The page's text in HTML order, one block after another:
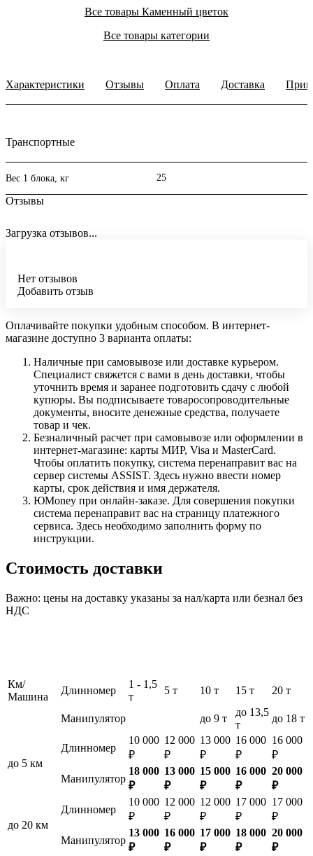
Все товары Каменный цветок
Все товары категории
Характеристики Отзывы Оплата Доставка
Транспортные
Вес 1 блока, кг 25
Отзывы
Загрузка отзывов...
Нет отзывов
Добавить отзыв
Оплачивайте покупки удобным способом. В интернет-
магазине доступно 3 варианта оплаты:
Наличные при самовывозе или доставке курьером.
Специалист свяжется с вами в день доставки, чтобы
уточнить время и заранее подготовить сдачу с любой
купюры. Вы подписываете товаросопроводительные
документы, вносите денежные средства, получаете
товар и чек.
Безналичный расчет при самовывозе или оформлении в
интернет-магазине: карты МИР, Visa и MasterCard.
Чтобы оплатить покупку, система перенаправит вас на
сервер системы ASSIST. Здесь нужно ввести номер
карты, срок действия и имя держателя.
ЮMoney при онлайн-заказе. Для совершения покупки
система перенаправит вас на страницу платежного
сервиса. Здесь необходимо заполнить форму по
инструкции.
Стоимость доставки
Важно: цены на доставку указаны за нал/карта или безнал без
НДС
Км/
Машина
Длинномер
1 - 1,5
т
5 т 10 т 15 т 20 т
Манипулятор до 9 т
до 13,5
т
до 18 т
до 5 км
Длинномер
10 000
₽
12 000
₽
13 000
₽
16 000
₽
16 000
₽
Манипулятор
18 000
₽
13 000
₽
15 000
₽
16 000
₽
20 000
₽
до 20 км
Длинномер
10 000
₽
12 000
₽
12 000
₽
17 000
₽
17 000
₽
Манипулятор
13 000
₽
16 000
₽
17 000
₽
18 000
₽
20 000
₽